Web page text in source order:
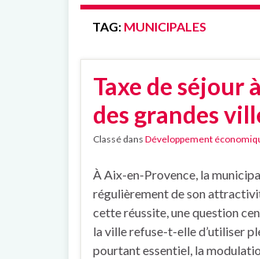
TAG: MUNICIPALES
Taxe de
des grandes
Classé dans Développement
À Aix-en-Provence, la
régulièrement de son
cette réussite, une question
la ville refuse-t-elle d’utiliser
pourtant essentiel, la